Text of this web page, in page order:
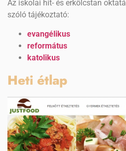
Az iskolai hit- és erkölcstan
szóló tájékoztató:
evangélikus
református
katolikus
Heti étlap